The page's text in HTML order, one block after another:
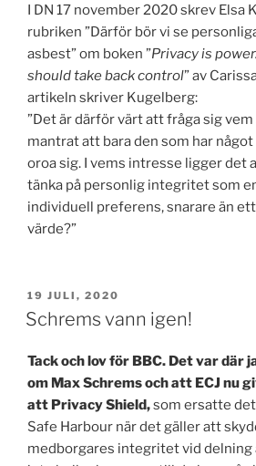
I DN 17 november 2020 skrev Elsa
rubriken ”Därför bör vi se
asbest” om boken ”Privacy is
should take back control” av
artikeln skriver Kugelberg:
”Det är därför värt att fråga sig
mantrat att bara den som har
oroa sig. I vems intresse ligger det
tänka på personlig integritet som
individuell preferens, snarare än
värde?”
PUBLICERAT
19 JULI, 2020
Schrems vann igen!
Tack och lov för BBC. Det var där
om Max Schrems och att ECJ nu
att Privacy Shield,som ersatte
Safe Harbour när det gäller att
medborgares integritet vid